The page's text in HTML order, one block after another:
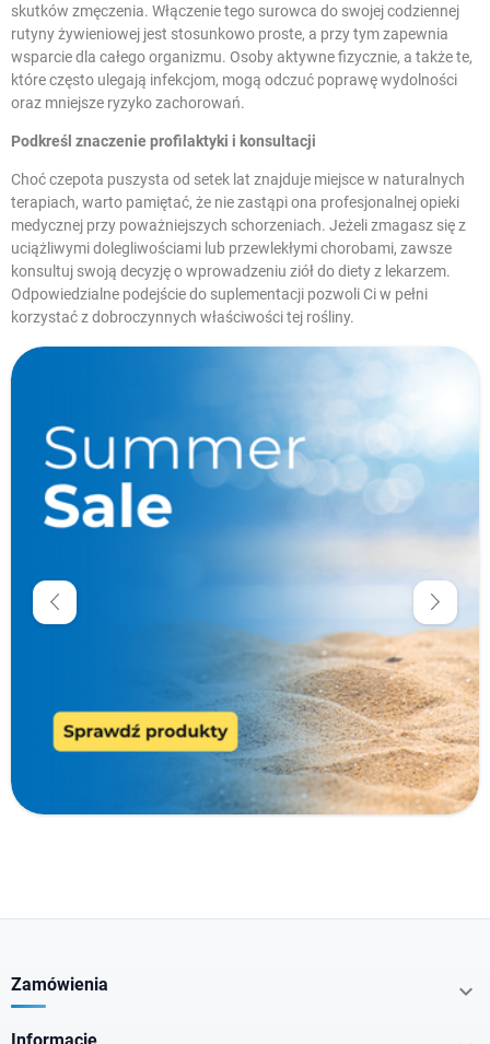
Promocje
Cena
Typ produktu
Dla kogo
skutków zmęczenia. Włączenie tego surowca do swojej codziennej
rutyny żywieniowej jest stosunkowo proste, a przy tym zapewnia
wsparcie dla całego organizmu. Osoby aktywne fizycznie, a także te,
które często ulegają infekcjom, mogą odczuć poprawę wydolności
oraz mniejsze ryzyko zachorowań.
Podkreśl znaczenie profilaktyki i konsultacji
Choć czepota puszysta od setek lat znajduje miejsce w naturalnych
terapiach, warto pamiętać, że nie zastąpi ona profesjonalnej opieki
medycznej przy poważniejszych schorzeniach. Jeżeli zmagasz się z
uciążliwymi dolegliwościami lub przewlekłymi chorobami, zawsze
konsultuj swoją decyzję o wprowadzeniu ziół do diety z lekarzem.
Odpowiedzialne podejście do suplementacji pozwoli Ci w pełni
korzystać z dobroczynnych właściwości tej rośliny.
Zamówienia 